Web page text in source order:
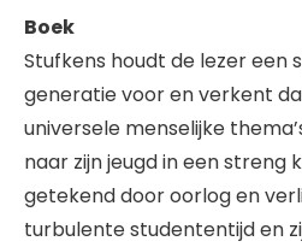
Boek
Stufkens houdt de lezer een
generatie voor en verkent
universele menselijke
naar zijn jeugd in een streng
getekend door oorlog en
turbulente studententijd en